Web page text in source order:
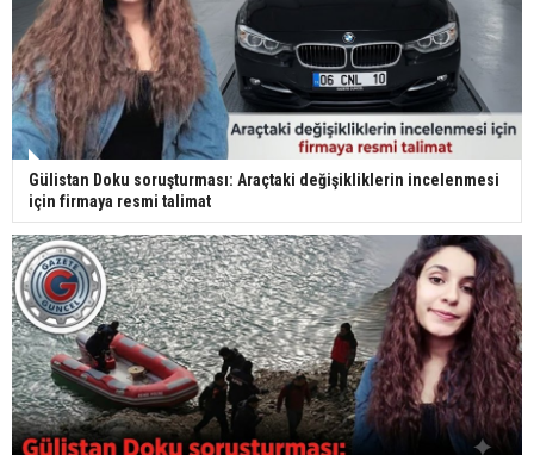
Gülistan Doku soruşturması: Araçtaki değişikliklerin incelenmesi
için firmaya resmi talimat